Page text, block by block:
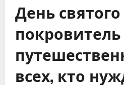
День
всех, кто